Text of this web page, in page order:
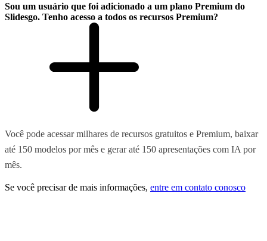
Sou um usuário que foi adicionado a um plano Premium do
Slidesgo. Tenho acesso a todos os recursos Premium?
Você pode acessar milhares de recursos gratuitos e Premium, baixar
até 150 modelos por mês e gerar até 150 apresentações com IA por
mês.
Se você precisar de mais informações, entre em contato conosco